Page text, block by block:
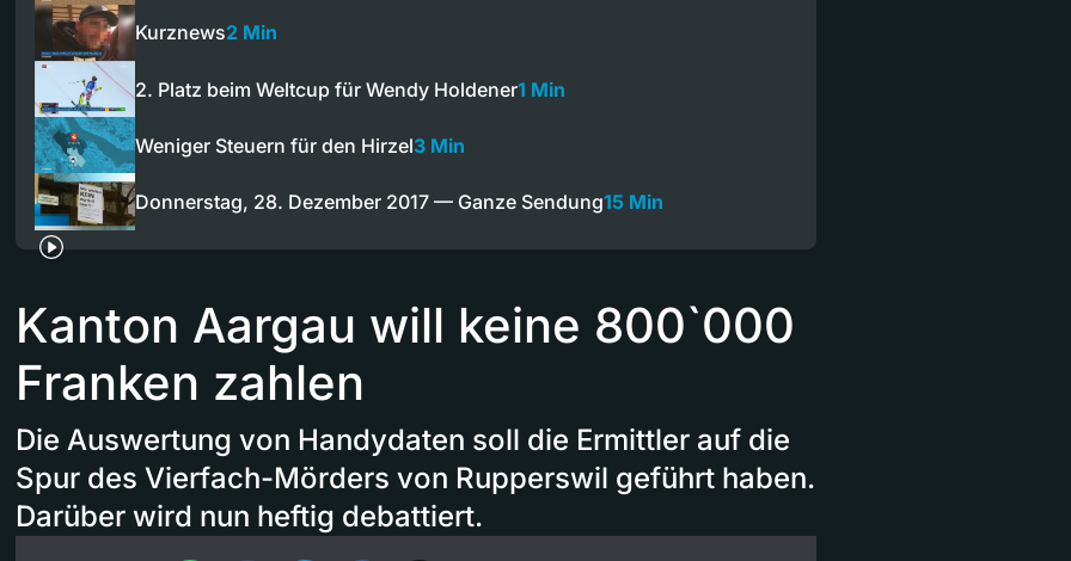
Kurznews2 Min
2. Platz beim Weltcup für Wendy Holdener1 Min
Weniger Steuern für den Hirzel3 Min
Donnerstag, 28. Dezember 2017 — Ganze Sendung15 Min
Kanton Aargau will keine 800`000
Franken zahlen
Die Auswertung von Handydaten soll die Ermittler auf die
Spur des Vierfach-Mörders von Rupperswil geführt haben.
Darüber wird nun heftig debattiert.